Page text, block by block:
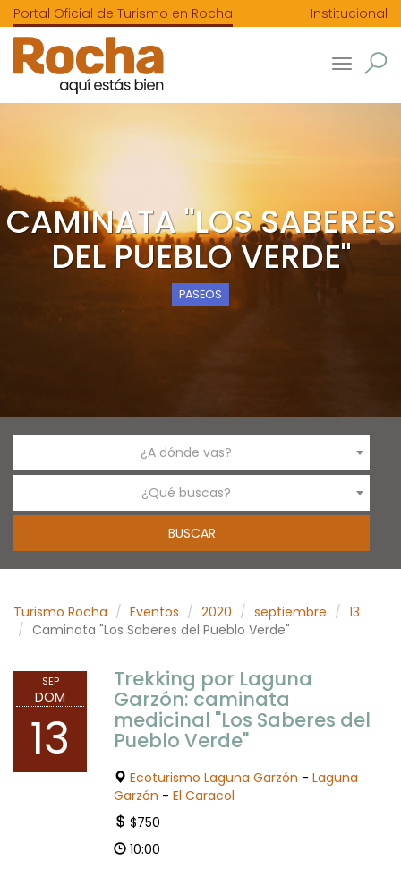
Portal Oficial de Turismo en Rocha Institucional
Toggle
CAMINATA "LOS SABERES
DEL PUEBLO VERDE"
PASEOS
¿A dónde vas?
¿Qué buscas?
Turismo Rocha Eventos 2020 septiembre
13
Caminata "Los Saberes del Pueblo Verde"
SEP
DOM
13
Trekking por Laguna
Garzón: caminata
medicinal "Los Saberes del
Pueblo Verde"
Ecoturismo Laguna Garzón - Laguna
Garzón - El Caracol
$750
10:00